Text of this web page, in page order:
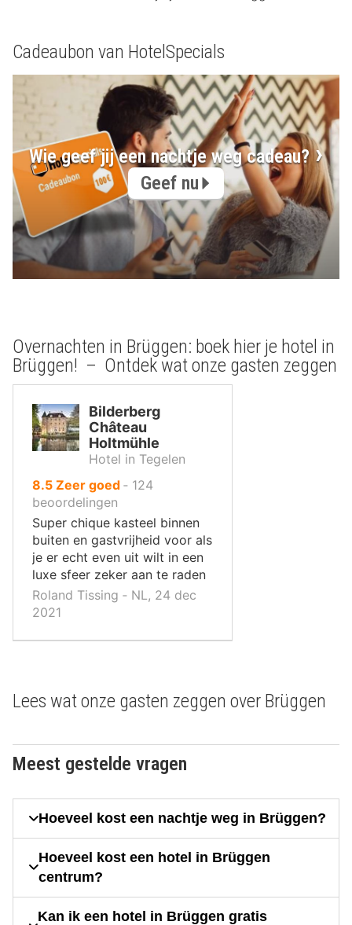
Cadeaubon van HotelSpecials
Wie geef jij een nachtje weg cadeau?
Geef nu
Overnachten in Brüggen: boek hier je hotel in
Brüggen! – Ontdek wat onze gasten zeggen
Bilderberg
Château
Holtmühle
Hotel in Tegelen
8.5uit
10
,
Zeer goed ‐ 124
beoordelingen
Super chique kasteel binnen
buiten en gastvrijheid voor als
je er echt even uit wilt in een
luxe sfeer zeker aan te raden
Roland Tissing ‐ NL, 24 dec
2021
Lees wat onze gasten zeggen over Brüggen
Meest gestelde vragen
Hoeveel kost een nachtje weg in Brüggen?
Hoeveel kost een hotel in Brüggen
centrum?
Kan ik een hotel in Brüggen gratis